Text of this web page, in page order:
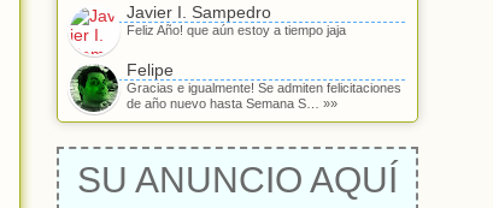
Javier I. Sampedro
Feliz Año! que aún estoy a tiempo jaja
Felipe
Gracias e igualmente! Se admiten felicitaciones
de año nuevo hasta Semana S… »»
SU ANUNCIO AQUÍ